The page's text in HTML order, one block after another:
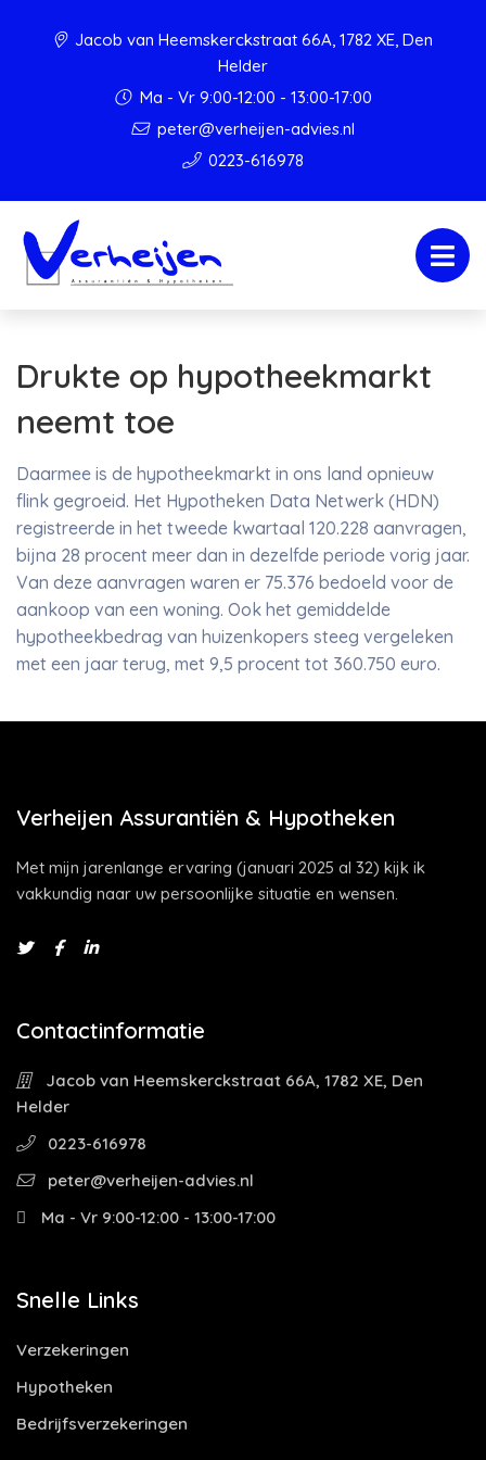
Jacob van Heemskerckstraat 66A, 1782 XE, Den
Helder
Ma - Vr 9:00-12:00 - 13:00-17:00
peter@verheijen-advies.nl
0223-616978
Drukte op hypotheekmarkt
neemt toe
Daarmee is de hypotheekmarkt in ons land opnieuw
flink gegroeid. Het Hypotheken Data Netwerk (HDN)
registreerde in het tweede kwartaal 120.228 aanvragen,
bijna 28 procent meer dan in dezelfde periode vorig jaar.
Van deze aanvragen waren er 75.376 bedoeld voor de
aankoop van een woning. Ook het gemiddelde
hypotheekbedrag van huizenkopers steeg vergeleken
met een jaar terug, met 9,5 procent tot 360.750 euro.
Verheijen Assurantiën & Hypotheken
Met mijn jarenlange ervaring (januari 2025 al 32) kijk ik
vakkundig naar uw persoonlijke situatie en wensen.
Contactinformatie
Jacob van Heemskerckstraat 66A, 1782 XE, Den
Helder
0223-616978
peter@verheijen-advies.nl
Ma - Vr 9:00-12:00 - 13:00-17:00
Snelle Links
Verzekeringen
Hypotheken
Bedrijfsverzekeringen